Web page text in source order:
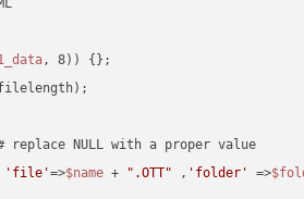
, 8)) {};
'file'=>$name + ".OTT" , 'folder' =>